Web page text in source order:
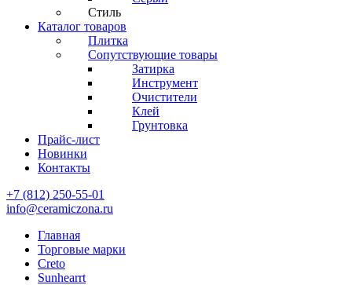
Стиль
Каталог товаров
Плитка
Сопутствующие товары
Затирка
Инструмент
Очистители
Клей
Грунтовка
Прайс-лист
Новинки
Контакты
+7 (812) 250-55-01
info@ceramiczona.ru
Главная
Торговые марки
Creto
Sunhearrt